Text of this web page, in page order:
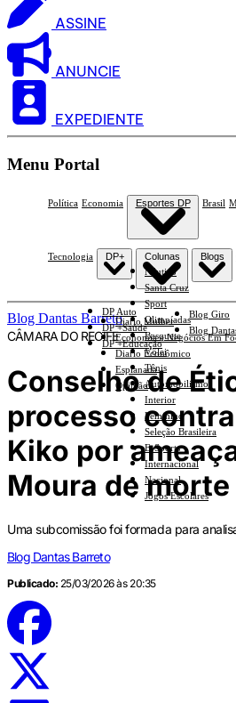
ASSINE
ANUNCIE
EXPEDIENTE
Menu Portal
Política Economia Esportes DP
Náutico
Santa Cruz
Sport
Olimpíadas
Basquete
Vôlei
Tênis
Automobilismo
Interior
Feminino
Seleção Brasileira
E-Sports
Internacional
Nacional
Jogos Escolares
Brasil
Tecnologia DP+
DP Auto
DP +Saúde
DP +Educação
Colunas
Diario Mulher
Economia e Negócios Em
Diario Econômico
Esplanada
Opinião
Blogs
Blog Giro
Blog
Blog Dantas Barreto
CÂMARA DO RECIFE
Conselho de
processo
Kiko por
Moura de morte
Uma subcomissão foi formada para
Blog Dantas Barreto
Publicado: 25/03/2026 às 20:35